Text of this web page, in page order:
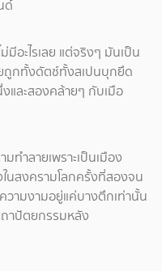
ด์
อะไรเลย แต่จริงๆ มันเป็น
ถูกทั้งดัตช์ทั้งสเปนบุกยึด
และสองคล้ายๆ กับเมือ
ทำลายเพราะเป็นเมือง
นสงครามโลกครั้งที่สองจน
วามงามอยู่แค่บางตึกเท่านั้น
าปัตยกรรมหลัง